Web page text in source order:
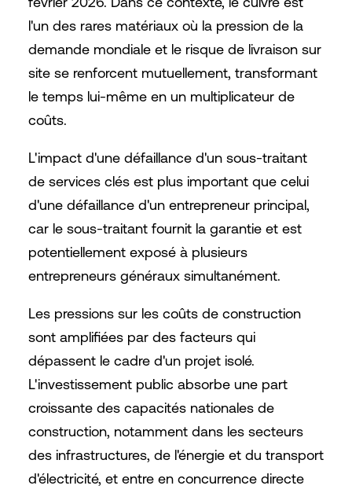
l'un des rares matériaux où la pression de la
demande mondiale et le risque de livraison sur
site se renforcent mutuellement, transformant
le temps lui-même en un multiplicateur de
coûts.
L'impact d'une défaillance d'un sous-traitant
de services clés est plus important que celui
d'une défaillance d'un entrepreneur principal,
car le sous-traitant fournit la garantie et est
potentiellement exposé à plusieurs
entrepreneurs généraux simultanément.
Les pressions sur les coûts de construction
sont amplifiées par des facteurs qui
dépassent le cadre d'un projet isolé.
L'investissement public absorbe une part
croissante des capacités nationales de
construction, notamment dans les secteurs
des infrastructures, de l'énergie et du transport
d'électricité, et entre en concurrence directe